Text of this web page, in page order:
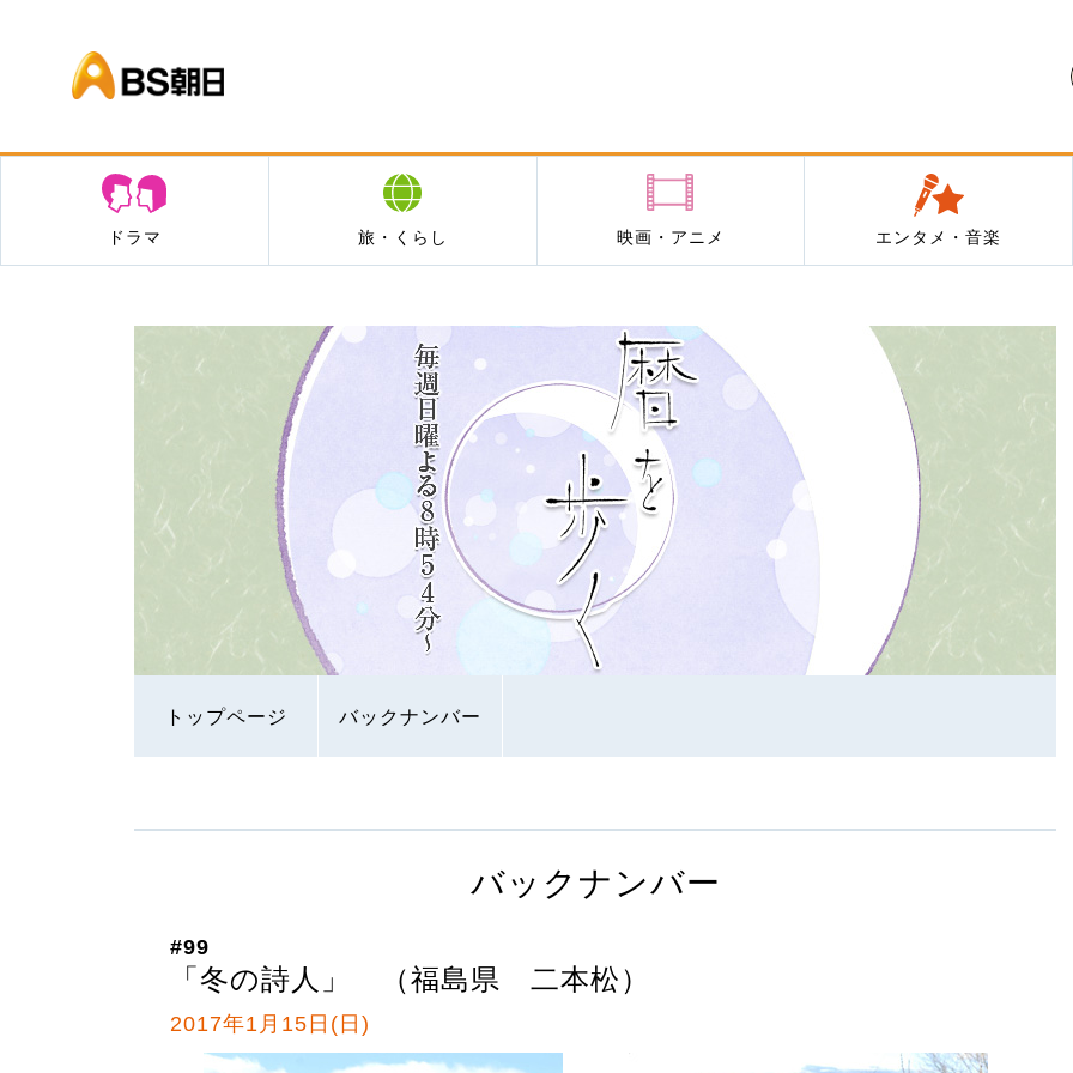
ドラマ 旅・くらし 映画・アニメ エンタメ・音楽
トップページ バックナンバー
バックナンバー
#99
「冬の詩人」 （福島県 二本松）
2017年1月15日(日)